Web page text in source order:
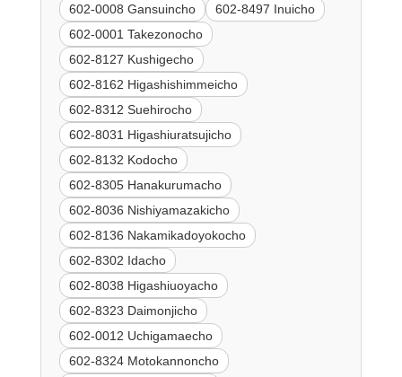
602-0008 Gansuincho
602-8497 Inuicho
602-0001 Takezonocho
602-8127 Kushigecho
602-8162 Higashishimmeicho
602-8312 Suehirocho
602-8031 Higashiuratsujicho
602-8132 Kodocho
602-8305 Hanakurumacho
602-8036 Nishiyamazakicho
602-8136 Nakamikadoyokocho
602-8302 Idacho
602-8038 Higashiuoyacho
602-8323 Daimonjicho
602-0012 Uchigamaecho
602-8324 Motokannoncho